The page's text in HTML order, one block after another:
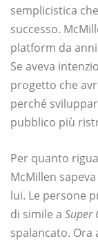
semplicistica
successo.
platform da
Se aveva
progetto che
perché
pubblico più
Per quanto
McMillen
lui. Le persone
di simile a Super
spalancato. Ora